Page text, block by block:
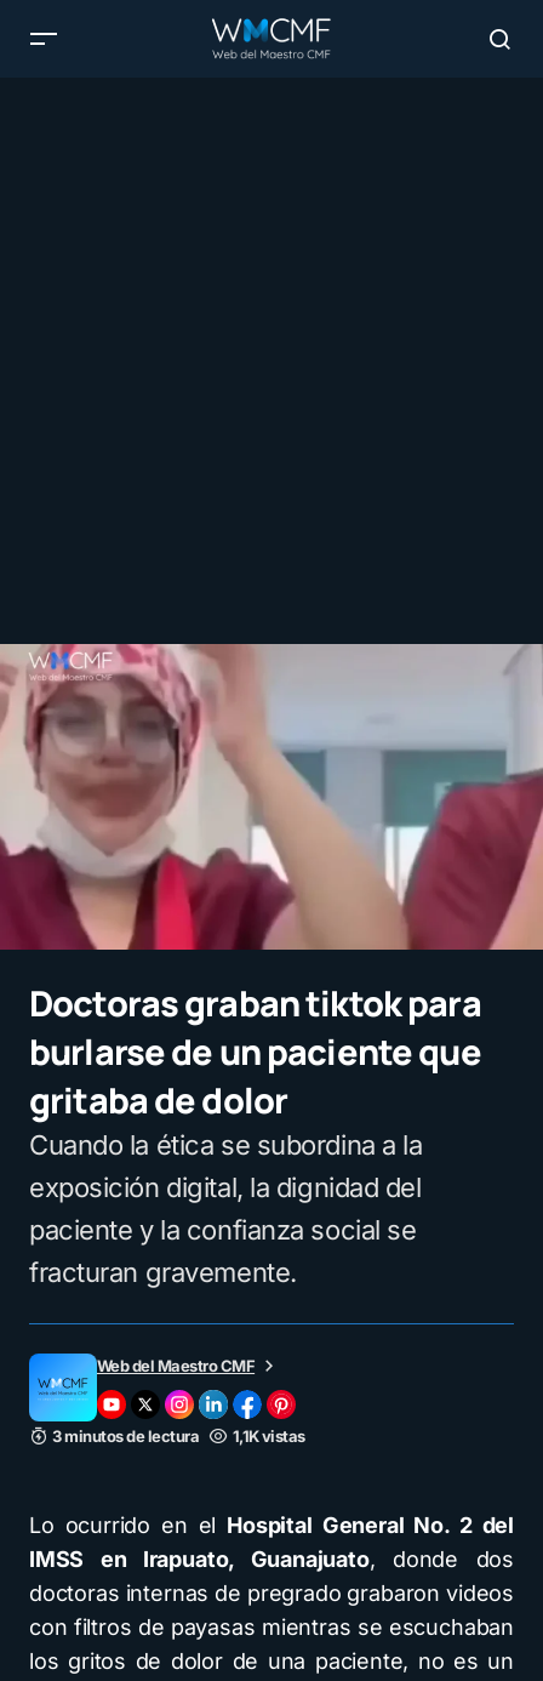
Doctoras graban tiktok para
burlarse de un paciente que
gritaba de dolor
Cuando la ética se subordina a la
exposición digital, la dignidad del
paciente y la confianza social se
fracturan gravemente.
Web del Maestro CMF
3 minutos de lectura 1,1K vistas
Lo ocurrido en el Hospital General No. 2 del
IMSS en Irapuato, Guanajuato, donde dos
doctoras internas de pregrado grabaron videos
con filtros de payasas mientras se escuchaban
los gritos de dolor de una paciente, no es un